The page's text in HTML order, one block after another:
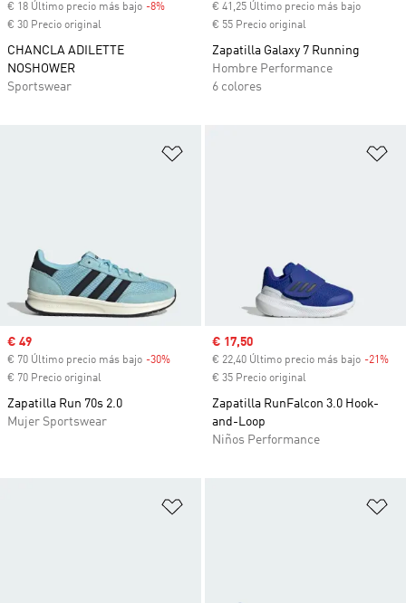
€ 18 Último precio más bajo -8% Descuento
€ 30 Precio original
CHANCLA ADILETTE
NOSHOWER
Sportswear
€ 41,25 Último precio más bajo
€ 55 Precio original
Zapatilla Galaxy 7 Running
Hombre Performance
6 colores
Precio de venta
€ 49
€ 70 Último precio más bajo -30% Descuento
€ 70 Precio original
Zapatilla Run 70s 2.0
Mujer Sportswear
Precio de venta
€ 17,50
€ 22,40 Último precio más bajo -21%
€ 35 Precio original
Zapatilla RunFalcon 3.0 Hook-
and-Loop
Niños Performance